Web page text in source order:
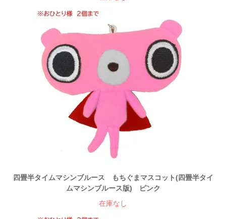
四畳半タイムマシンブルース もちぐまマスコット(四畳半タイ
ムマシンブルース版) ピンク
在庫なし